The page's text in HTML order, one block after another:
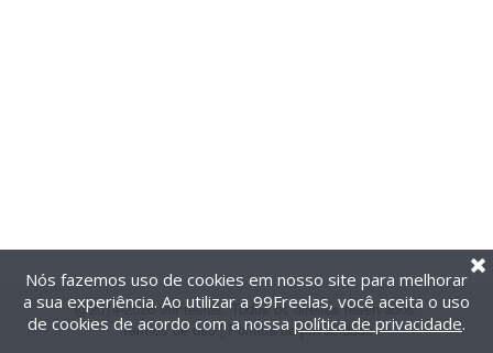
@2014-2026 99Freelas. Todos os direitos reservados.
Termos de uso| Política de privacidade
Nós fazemos uso de cookies em nosso site para melhorar
a sua experiência. Ao utilizar a 99Freelas, você aceita o uso
de cookies de acordo com a nossa política de privacidade.